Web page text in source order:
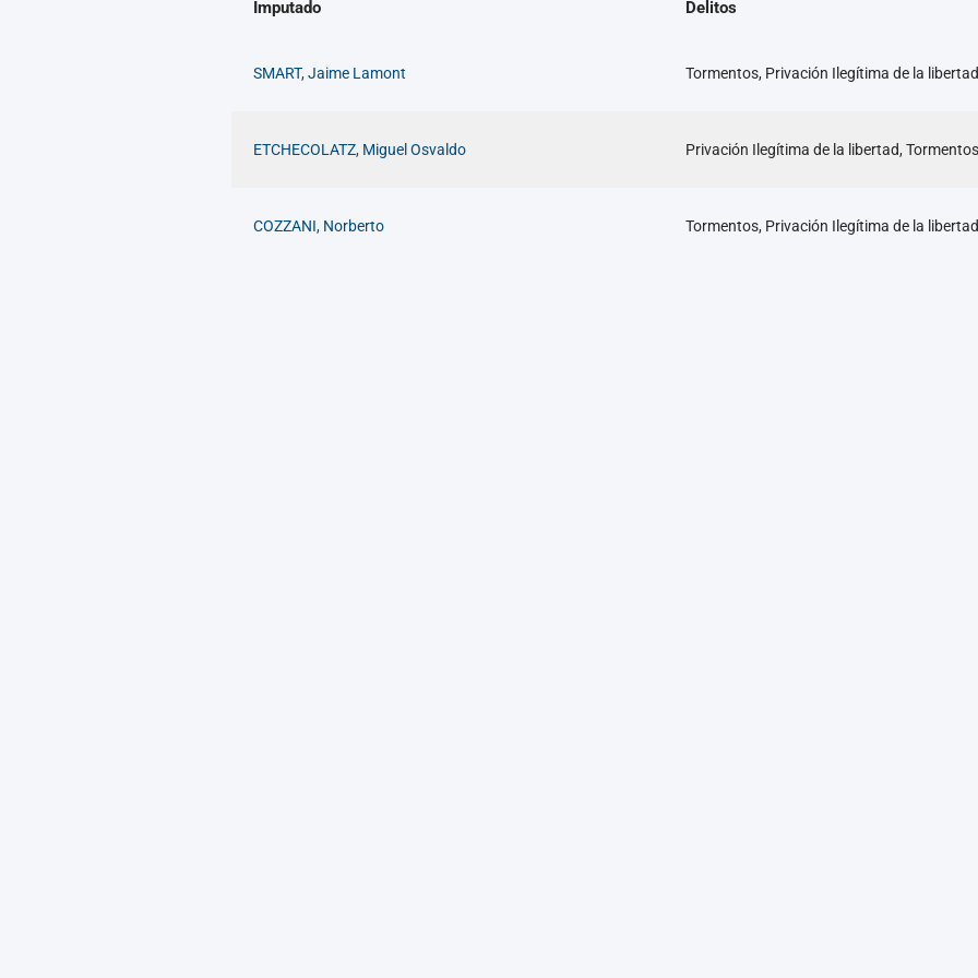
Imputado Delitos
SMART, Jaime Lamont Tormentos, Privación Ilegítima de la libertad
ETCHECOLATZ, Miguel Osvaldo Privación Ilegítima de la libertad, Tormentos
COZZANI, Norberto Tormentos, Privación Ilegítima de la libertad